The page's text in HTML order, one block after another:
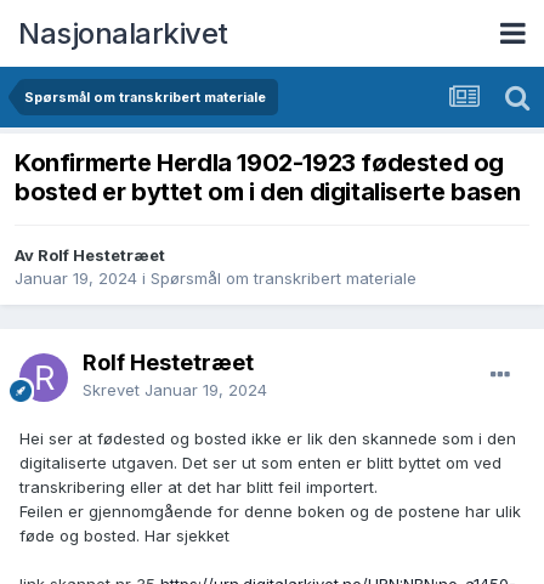
Nasjonalarkivet
Spørsmål om transkribert materiale
Konfirmerte Herdla 1902-1923 fødested og
bosted er byttet om i den digitaliserte basen
Av Rolf Hestetræet
Januar 19, 2024 i Spørsmål om transkribert materiale
Rolf Hestetræet
Skrevet Januar 19, 2024
Hei ser at fødested og bosted ikke er lik den skannede som i den
digitaliserte utgaven. Det ser ut som enten er blitt byttet om ved
transkribering eller at det har blitt feil importert.
Feilen er gjennomgående for denne boken og de postene har ulik
føde og bosted. Har sjekket